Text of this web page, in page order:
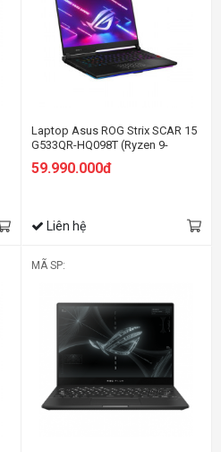
Laptop Asus ROG Strix SCAR 15
G533QR-HQ098T (Ryzen 9-
3070 8GB | 15.6 WQHD | Win 10 |
59.990.000đ
Liên hệ
MÃ SP: